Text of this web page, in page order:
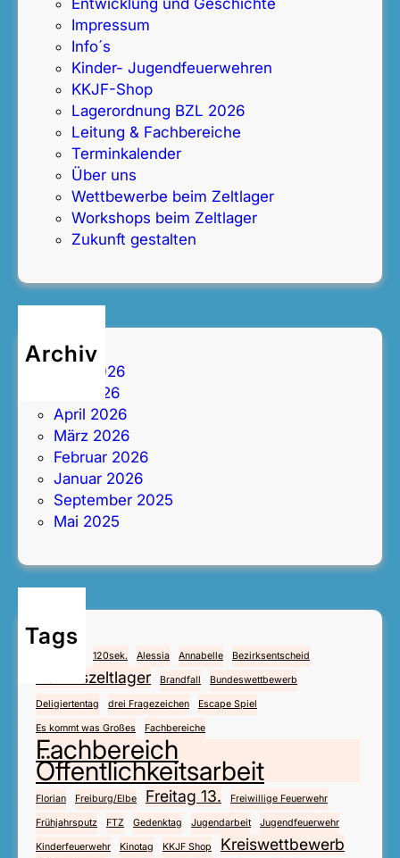
Entwicklung und Geschichte
Impressum
Info´s
Kinder- Jugendfeuerwehren
KKJF-Shop
Lagerordnung BZL 2026
Leitung & Fachbereiche
Terminkalender
Über uns
Wettbewerbe beim Zeltlager
Workshops beim Zeltlager
Zukunft gestalten
Archiv
Juni 2026
Mai 2026
April 2026
März 2026
Februar 2026
Januar 2026
September 2025
Mai 2025
Tags
120sek. Alessia Annabelle Bezirksentscheid
Bezirkszeltlager Brandfall Bundeswettbewerb
Deligiertentag drei Fragezeichen Escape Spiel
Es kommt was Großes Fachbereiche
Fachbereich
Öffentlichkeitsarbeit
Florian Freiburg/Elbe Freitag 13. Freiwillige Feuerwehr
Frühjahrsputz FTZ Gedenktag Jugendarbeit Jugendfeuerwehr
Kinderfeuerwehr Kinotag KKJF Shop
Kreiswettbewerb